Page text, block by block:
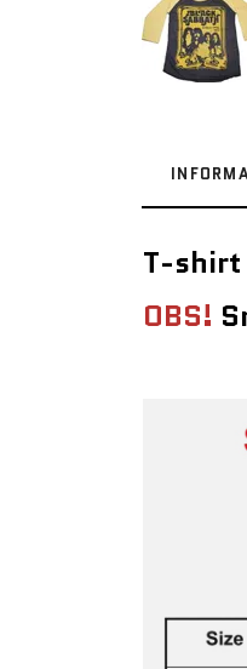
T-shirt
OBS!